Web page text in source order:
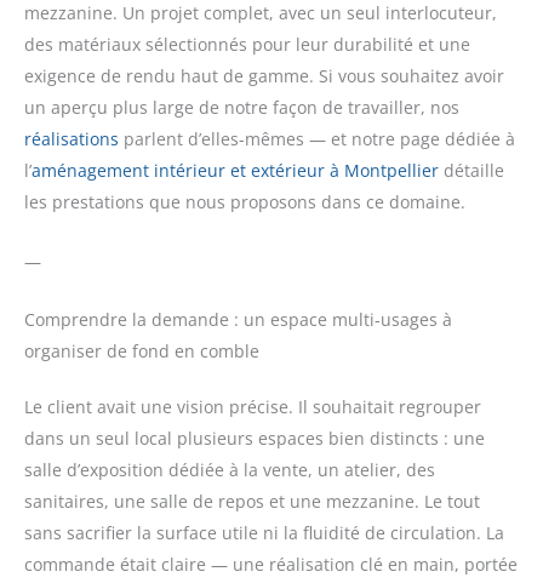
mezzanine. Un projet complet, avec un seul interlocuteur,
des matériaux sélectionnés pour leur durabilité et une
exigence de rendu haut de gamme. Si vous souhaitez avoir
un aperçu plus large de notre façon de travailler, nos
réalisations parlent d’elles-mêmes — et notre page dédiée à
l’aménagement intérieur et extérieur à Montpellier détaille
les prestations que nous proposons dans ce domaine.
—
Comprendre la demande : un espace multi-usages à
organiser de fond en comble
Le client avait une vision précise. Il souhaitait regrouper
dans un seul local plusieurs espaces bien distincts : une
salle d’exposition dédiée à la vente, un atelier, des
sanitaires, une salle de repos et une mezzanine. Le tout
sans sacrifier la surface utile ni la fluidité de circulation. La
commande était claire — une réalisation clé en main, portée